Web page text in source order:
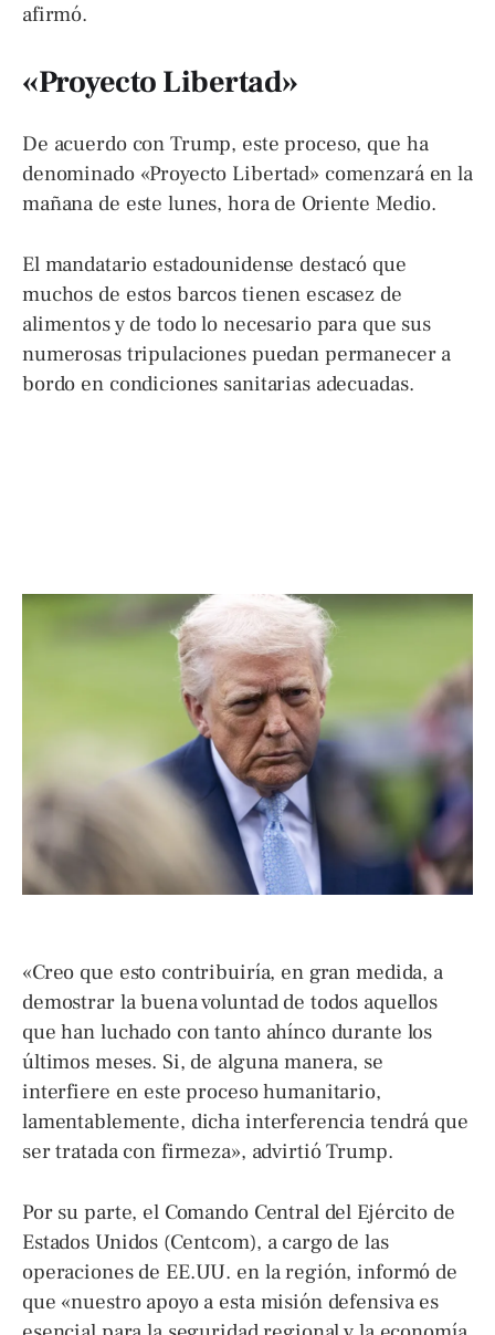
afirmó.
«Proyecto Libertad»
De acuerdo con Trump, este proceso, que ha
denominado «Proyecto Libertad» comenzará en la
mañana de este lunes, hora de Oriente Medio.
El mandatario estadounidense destacó que
muchos de estos barcos tienen escasez de
alimentos y de todo lo necesario para que sus
numerosas tripulaciones puedan permanecer a
bordo en condiciones sanitarias adecuadas.
«Creo que esto contribuiría, en gran medida, a
demostrar la buena voluntad de todos aquellos
que han luchado con tanto ahínco durante los
últimos meses. Si, de alguna manera, se
interfiere en este proceso humanitario,
lamentablemente, dicha interferencia tendrá que
ser tratada con firmeza», advirtió Trump.
Por su parte, el Comando Central del Ejército de
Estados Unidos (Centcom), a cargo de las
operaciones de EE.UU. en la región, informó de
que «nuestro apoyo a esta misión defensiva es